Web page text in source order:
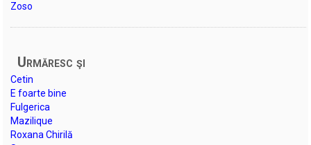
Zoso
Urmăresc şi
Cetin
E foarte bine
Fulgerica
Mazilique
Roxana Chirilă